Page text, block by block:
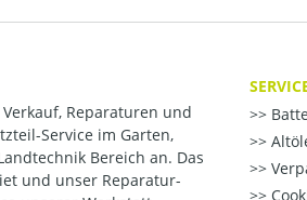
Reparaturen und
Service im Garten,
Bereich an. Das
und unser Reparatur-